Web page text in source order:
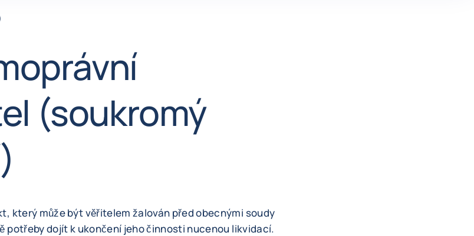
(soukromý
který může být věřitelem žalován před obecnými soudy
potřeby dojít k ukončení jeho činnosti nucenou likvidací.